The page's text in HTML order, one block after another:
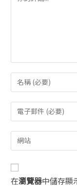
在瀏覽器中儲存顯